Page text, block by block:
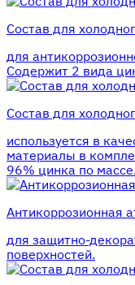
Состав для
для
Содержит 2 вида
Состав для
используется в
материалы в
96% цинка по массе.
Антикоррозионная
для защитно-
поверхностей.